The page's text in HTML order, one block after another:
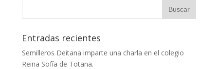
Entradas recientes
Semilleros Deitana imparte una charla en el colegio
Reina Sofía de Totana.